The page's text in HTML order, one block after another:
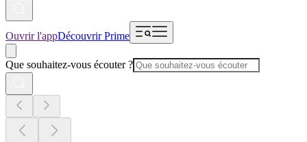
Ouvrir l'appDécouvrir Prime
Que souhaitez-vous écouter ?